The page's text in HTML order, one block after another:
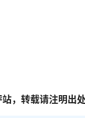
站，转载请注明出